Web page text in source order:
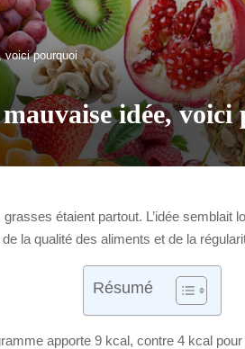
voici pourquoi
idée,
étaient partout. L’idée
la qualité des aliments et de la
Résumé
apporte 9 kcal, contre 4 kcal